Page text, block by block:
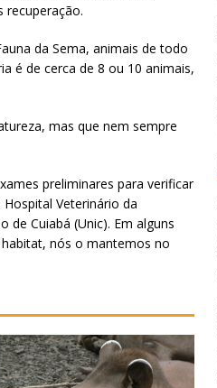
recuperação.
da Sema, animais de todo
é de cerca de 8 ou 10 animais,
mas que nem sempre
preliminares para verificar
Veterinário da
de Cuiabá (Unic). Em alguns
nós o mantemos no